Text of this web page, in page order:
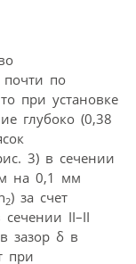
по
при установке
глубоко (0,38
3) в сечении
на 0,1 мм
2) за счет
сечении II–II
зазор δ в
при